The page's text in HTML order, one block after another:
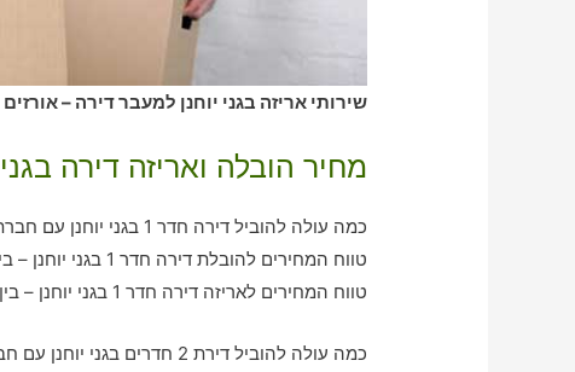
שירותי אריזה בגני יוחנן למעבר דירה –
מחיר הובלה ואריזה דירה בגני
כמה עולה להוביל דירה חדר 1 בגני יוחנן עם חברת הובלה כולל אריזה?
טווח המחירים להובלת דירה חדר 1 בגני יוחנן – בין 360-760 ש"ח
טווח המחירים לאריזה דירה חדר 1 בגני יוחנן – בין 280-650 ש"ח
כמה עולה להוביל דירת 2 חדרים בגני יוחנן עם חברת הובלה כולל אריזה?